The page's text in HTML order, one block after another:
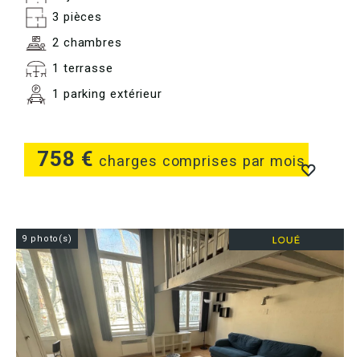
758 € charges comprises par mois
3 pièces
2 chambres
1 terrasse
1 parking extérieur
9 photo(s)